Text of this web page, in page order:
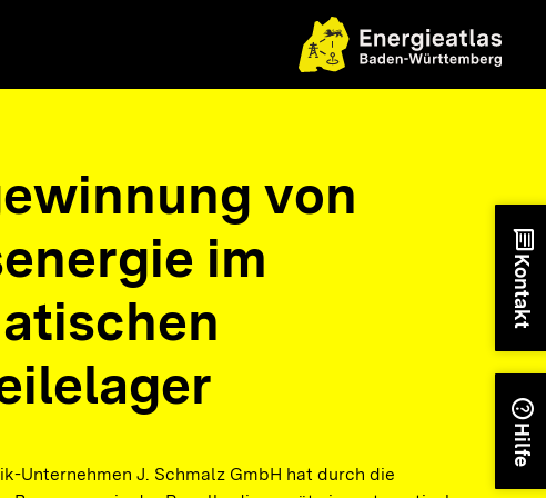
von
im
Unternehmen J. Schmalz GmbH hat durch die
chat
Kontakt
help
Hilfe